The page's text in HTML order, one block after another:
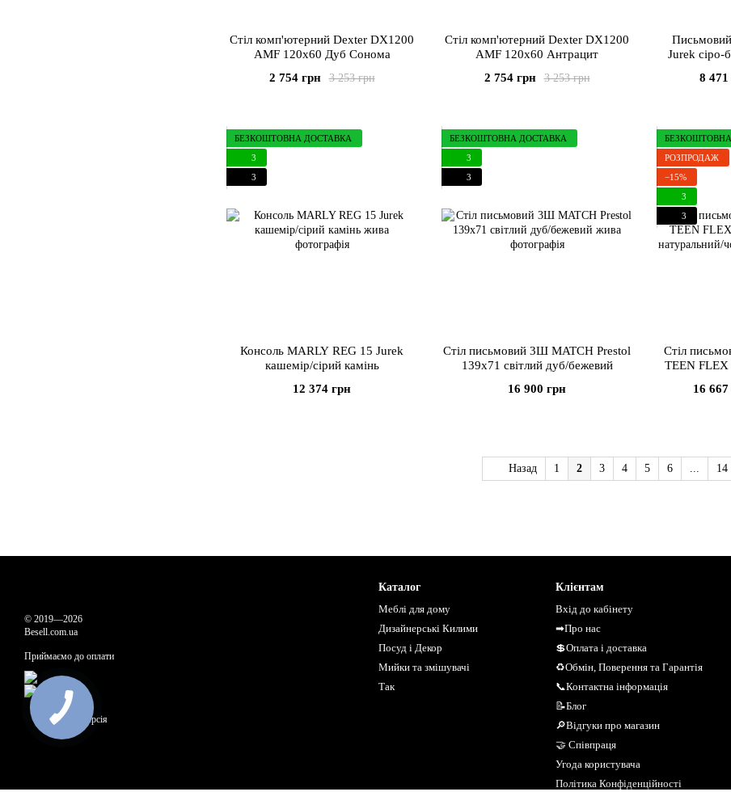
Стіл комп'ютерний Dexter DX1200
AMF 120x60 Дуб Сонома
3 253 грн
2 754 грн
Стіл комп'ютерний Dexter DX1200
AMF 120x60 Антрацит
3 253 грн
2 754 грн
Jurek сіро-
8 471
БЕЗКОШТОВНА ДОСТАВКА
3
3
Консоль MARLY REG 15 Jurek
кашемір/сірий камінь
12 374 грн
БЕЗКОШТОВНА ДОСТАВКА
3
3
Стіл письмовий 3Ш MATCH Prestol
139х71 світлий дуб/бежевий
16 900 грн
РОЗПРОДАЖ
−15%
3
3
Стіл
TEEN FLEX
16
Назад 1 2 3 4 5 6 ... 14
© 2019—2026
Besell.com.ua
Приймаємо до оплати
Мобільна версія
Каталог
Меблі для дому
Дизайнерські Килими
Посуд і Декор
Мийки та змішувачі
Так
Клієнтам
Вхід до кабінету
➡Про нас
💲Оплата і доставка
♻Обмін, Поверення та Гарантія
📞Контактна інформація
📝Блог
🔎Відгуки про магазин
🤝 Співпраця
Угода користувача
Політика Конфіденційності